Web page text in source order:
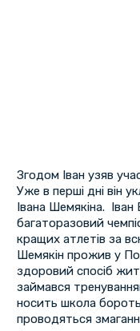
Згодом Іван узяв
Уже в перші дні він
Івана Шемякіна.
багаторазовий
кращих атлетів за
Шемякін прожив у
здоровий спосіб
займався
носить школа
проводяться